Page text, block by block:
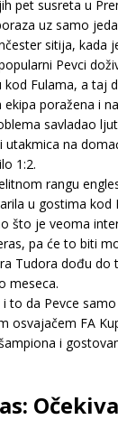
pet susreta u
uz samo
sitija, kada
Pevci
Fulama, a taj
ekipa poražena i
savladao
utakmica na
1:2.
rangu
u gostima kod
što je veoma
pa će to biti
Tudora dođu do
meseca.
to da Pevce
osvajačem FA
i